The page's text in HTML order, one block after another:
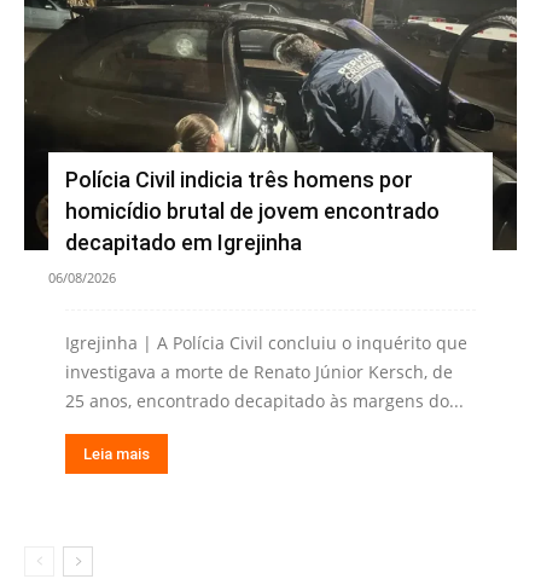
Polícia Civil indicia três homens por
homicídio brutal de jovem encontrado
decapitado em Igrejinha
06/08/2026
Igrejinha | A Polícia Civil concluiu o inquérito que
investigava a morte de Renato Júnior Kersch, de
25 anos, encontrado decapitado às margens do...
Leia mais